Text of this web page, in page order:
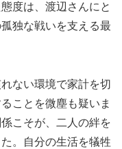
度は、渡辺さんにと
独な戦いを支える最
ない環境で家計を切
ことを微塵も疑いま
こそが、二人の絆を
。自分の生活を犠牲